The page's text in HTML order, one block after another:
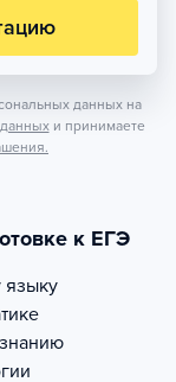
данных на
и принимаете
к ЕГЭ
языку